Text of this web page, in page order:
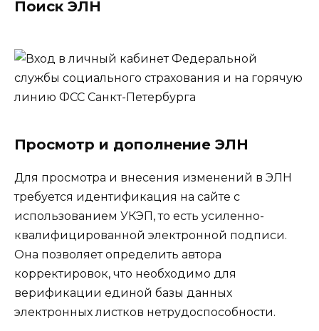
Поиск ЭЛН
Просмотр и дополнение ЭЛН
Для просмотра и внесения изменений в ЭЛН
требуется идентификация на сайте с
использованием УКЭП, то есть усиленно-
квалифицированной электронной подписи.
Она позволяет определить автора
корректировок, что необходимо для
верификации единой базы данных
электронных листков нетрудоспособности.